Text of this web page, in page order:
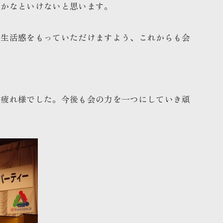
なといけないと思います。
活感をもっていただけますよう、これからも会
れ様でした。今後も会の力を一つにしていき頑